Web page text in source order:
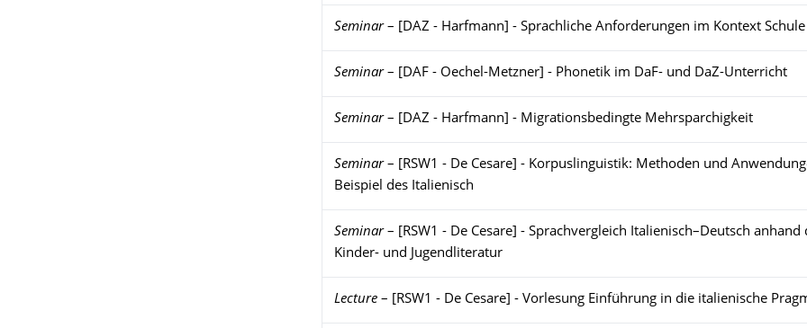
Seminar– [DAZ - Harfmann] - Sprachliche Anforderungen im Kontext Schule
Seminar– [DAF - Oechel-Metzner] - Phonetik im DaF- und DaZ-Unterricht
Seminar– [DAZ - Harfmann] - Migrationsbedingte Mehrsparchigkeit
Seminar–
[RSW1 - De Cesare] - Korpuslinguistik: Methoden und
Beispiel des Italienisch
Seminar–
[RSW1 - De Cesare] - Sprachvergleich Italienisch–Deutsch anhand
Kinder- und Jugendliteratur
Lecture – [RSW1 - De Cesare] - Vorlesung Einführung in die italienische